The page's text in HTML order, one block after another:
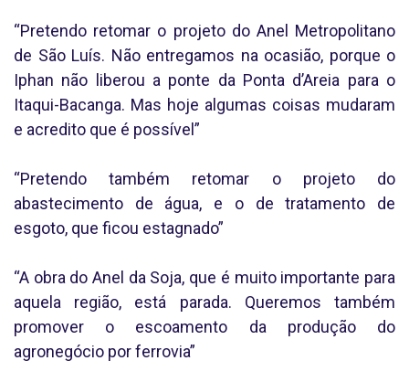
“Pretendo retomar o projeto do Anel Metropolitano
de São Luís. Não entregamos na ocasião, porque o
Iphan não liberou a ponte da Ponta d’Areia para o
Itaqui-Bacanga. Mas hoje algumas coisas mudaram
e acredito que é possível”
“Pretendo também retomar o projeto do
abastecimento de água, e o de tratamento de
esgoto, que ficou estagnado”
“A obra do Anel da Soja, que é muito importante para
aquela região, está parada. Queremos também
promover o escoamento da produção do
agronegócio por ferrovia”